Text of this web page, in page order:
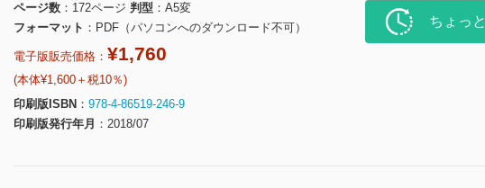
ページ数
172ページ 判型
A5変
フォーマット
PDF（パソコンへのダウンロード不可）
電子版販売価格： ¥1,760
(本体¥1,600＋税10％)
印刷版ISBN
978-4-86519-246-9
印刷版発行年月
2018/07
ちょっ